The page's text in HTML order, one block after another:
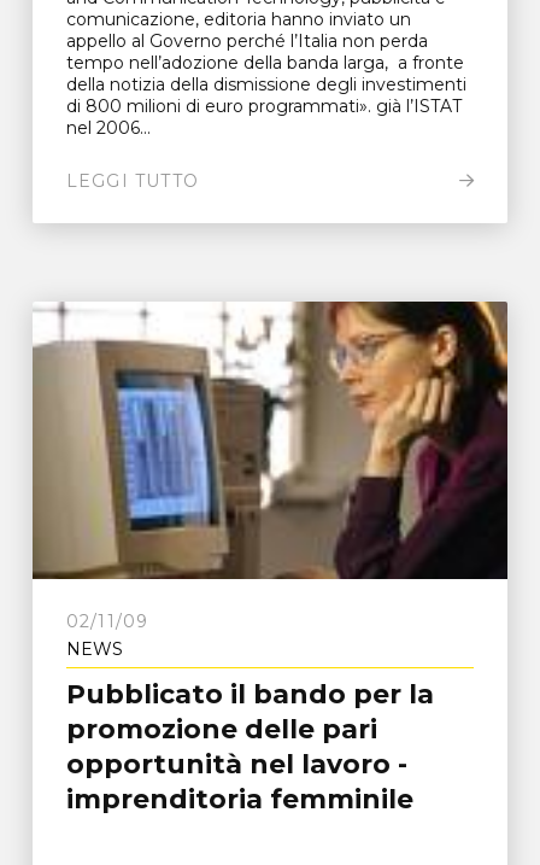
comunicazione, editoria hanno inviato un
appello al Governo perché l’Italia non perda
tempo nell’adozione della banda larga, a fronte
della notizia della dismissione degli investimenti
di 800 milioni di euro programmati». già l’ISTAT
nel 2006...
LEGGI TUTTO
02/11/09
NEWS
Pubblicato il bando per la
promozione delle pari
opportunità nel lavoro -
imprenditoria femminile